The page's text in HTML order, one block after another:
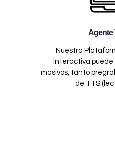
Agente
Nuestra
interactiva puede
masivos, tanto
de TTS